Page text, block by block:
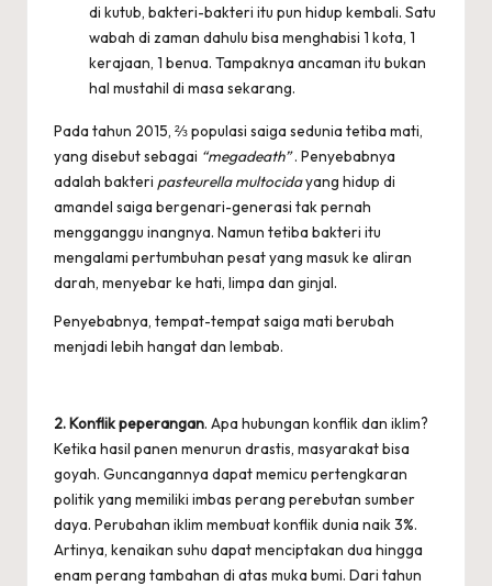
di kutub, bakteri-bakteri itu pun hidup kembali. Satu
wabah di zaman dahulu bisa menghabisi 1 kota, 1
kerajaan, 1 benua. Tampaknya ancaman itu bukan
hal mustahil di masa sekarang.
Pada tahun 2015, ⅔ populasi saiga sedunia tetiba mati,
yang disebut sebagai “megadeath”. Penyebabnya
adalah bakteri pasteurella multocidayang hidup di
amandel saiga bergenari-generasi tak pernah
mengganggu inangnya. Namun tetiba bakteri itu
mengalami pertumbuhan pesat yang masuk ke aliran
darah, menyebar ke hati, limpa dan ginjal.
Penyebabnya, tempat-tempat saiga mati berubah
menjadi lebih hangat dan lembab.
2. Konflik peperangan. Apa hubungan konflik dan iklim?
Ketika hasil panen menurun drastis, masyarakat bisa
goyah. Guncangannya dapat memicu pertengkaran
politik yang memiliki imbas perang perebutan sumber
daya. Perubahan iklim membuat konflik dunia naik 3%.
Artinya, kenaikan suhu dapat menciptakan dua hingga
enam perang tambahan di atas muka bumi. Dari tahun